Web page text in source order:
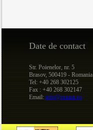
Date de contact
Str. Poienelor, nr. 5
Brasov, 500419 - Romania
Tel: +40 268 302125
Fax : +40 268 302147
Email:info@roman.ro